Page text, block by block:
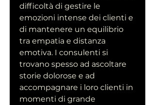
difficoltà di gestire le
emozioni intense dei clienti e
di mantenere un equilibrio
tra empatia e distanza
emotiva. I consulenti si
trovano spesso ad ascoltare
storie dolorose e ad
accompagnare i loro clienti in
momenti di grande